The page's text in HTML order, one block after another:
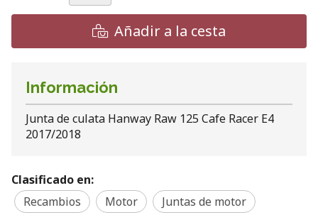
Añadir a la cesta
Información
Junta de culata Hanway Raw 125 Cafe Racer E4
2017/2018
Clasificado en:
Recambios
Motor
Juntas de motor